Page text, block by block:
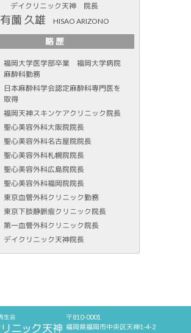
デイクリニック天神 院長
有薗 久雄 HISAO ARIZONO
略 歴
福岡大学医学部卒業 福岡大学病院
麻酔科勤務
日本麻酔科学会認定麻酔科専門医を
取得
福岡天神スキンケアクリニック院長
聖心美容外科大阪院院長
聖心美容外科名古屋院院長
聖心美容外科札幌院院長
聖心美容外科広島院院長
聖心美容外科福岡院院長
東京血管外科クリニック勤務
東京下肢静脈瘤クリニック院長
第一血管外科クリニック院長
デイクリニック天神院長
〒810-0001
福岡県福岡市中央区天神1-4-2